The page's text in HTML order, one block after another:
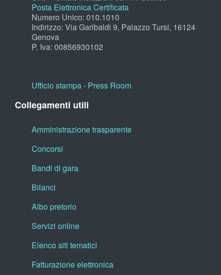
Posta Elettronica Certificata
Numero Unico: 010.1010
Indirizzo: Via Garibaldi 9, Palazzo Tursi, 16124
Genova
P. Iva: 00856930102
Ufficio stampa - Press Room
Collegamenti utili
Amministrazione trasparente
Concorsi
Bandi di gara
Bilanci
Albo pretorio
Servizi online
Elenco siti tematici
Fatturazione elettronica